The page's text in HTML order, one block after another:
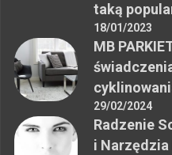
taką
18/01/2023
MB
29/02/2024
Radzenie
i Narzędzia